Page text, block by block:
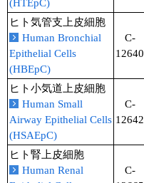
(HTEpC)
ヒト気管支上皮細胞
Human Bronchial
Epithelial Cells
(HBEpC)
C-
12640
ヒト小気道上皮細胞
Human Small
Airway Epithelial Cells
(HSAEpC)
C-
12642
ヒト腎上皮細胞
Human Renal
C-